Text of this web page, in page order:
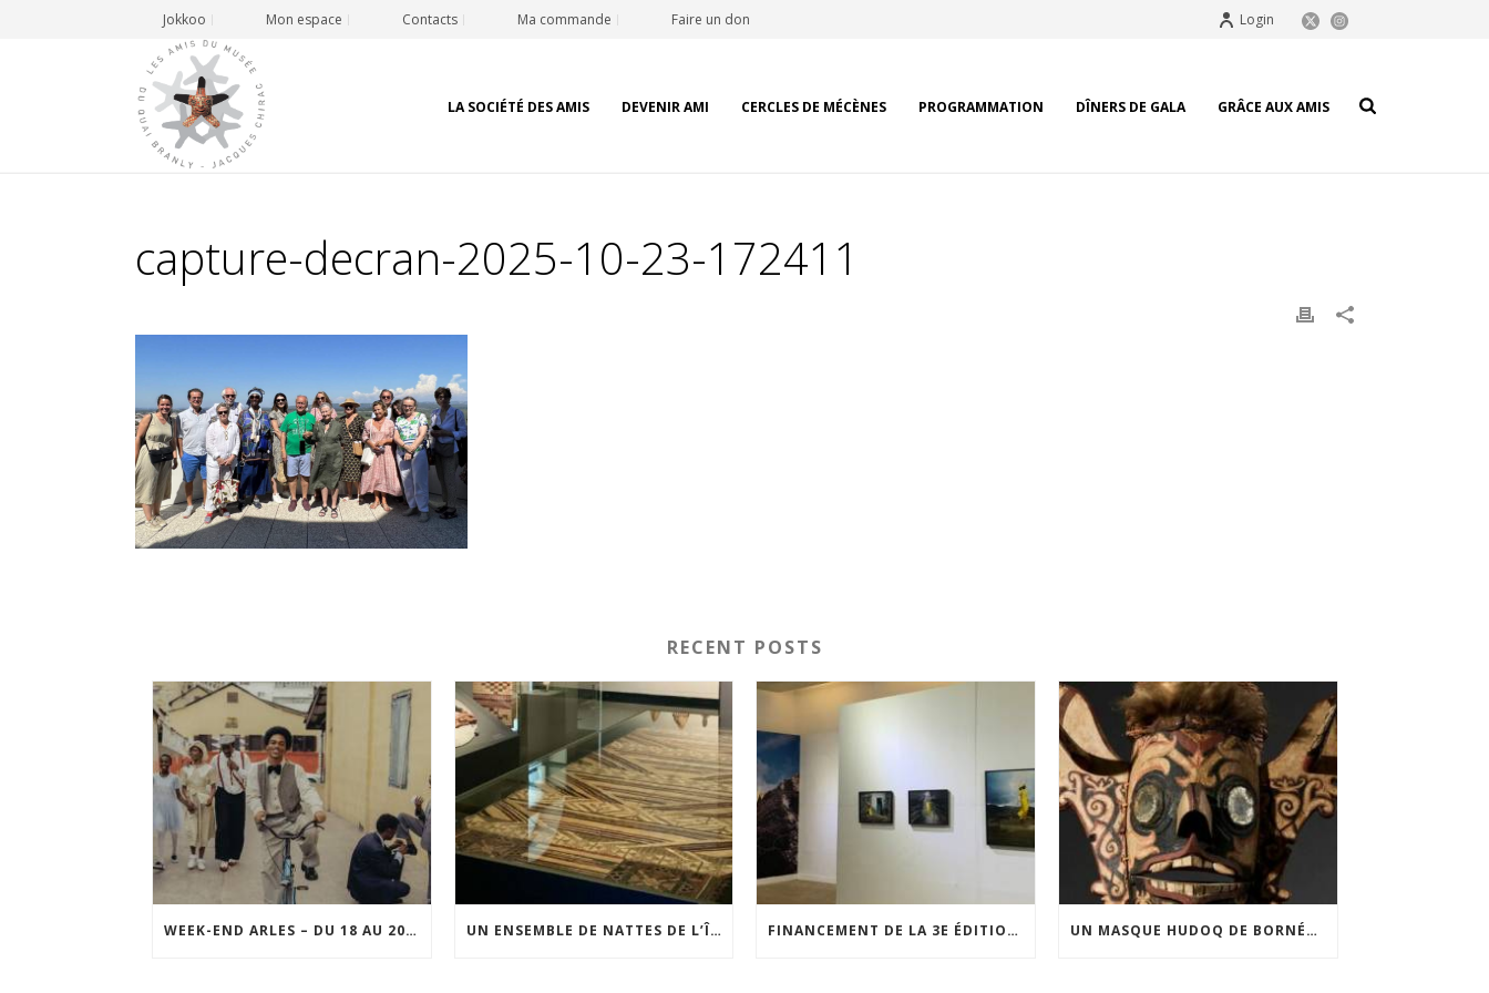
Jokkoo Mon espace Contacts Ma commande Faire un don Login
LA SOCIÉTÉ DES AMIS DEVENIR AMI CERCLES DE MÉCÈNES PROGRAMMATION DÎNERS DE GALA GRÂCE AUX AMIS
capture-decran-2025-10-23-172411
RECENT POSTS
WEEK-END ARLES – DU 18 AU 20 SEPTEMBRE 2026 UN ENSEMBLE DE NATTES DE L’ÎLE DE WAIGEO RESTAURÉ GRÂCE AU SOUTIEN DU CERCLE LÉVI-STRAUSS FINANCEMENT DE LA 3E ÉDITION DE L’EXPOSITION DU PRIX POUR LA PHOTOGRAPHIE PAR LE CERCLE POUR LA PHOTOGRAPHIE ET L’ART CONTEMPORAIN UN MASQUE HUDOQ DE BORNÉO ACQUIS GRÂCE AU SOUTIEN DU CERCLE LÉVI-STRAUSS